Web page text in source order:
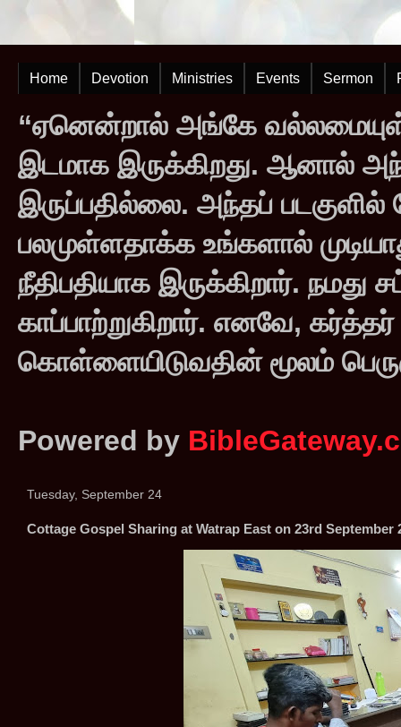
Home Devotion Ministries Events Sermon
“ஏனென்றால் அங்கே
இடமாக இருக்கிறது. ஆனால்
இருப்பதில்லை. அந்தப்
பலமுள்ளதாக்க உங்களால்
நீதிபதியாக இருக்கிறார்.
காப்பாற்றுகிறார். எனவே,
கொள்ளையிடுவதின் மூலம்
Powered by
Tuesday, September 24
Cottage Gospel Sharing at Watrap East on 23rd September